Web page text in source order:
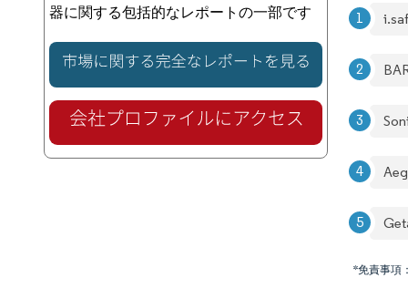
器に関する包括的なレポートの一部です
*免責事項